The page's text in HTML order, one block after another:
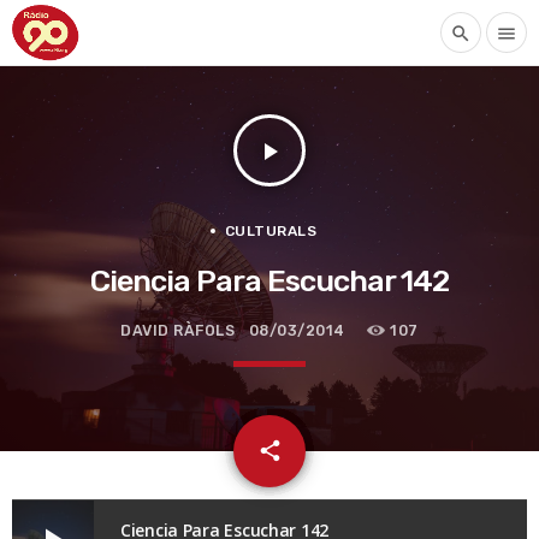
search menu
play_arrow
CULTURALS
Ciencia Para Escuchar 142
DAVID RÀFOLS 08/03/2014 107
share
email
Ciencia Para Escuchar 142